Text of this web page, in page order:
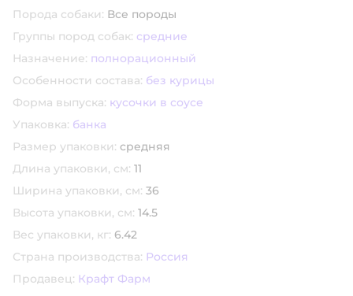
Порода собаки: Все породы
Группы пород собак: средние
Назначение: полнорационный
Особенности состава: без курицы
Форма выпуска: кусочки в соусе
Упаковка: банка
Размер упаковки: средняя
Длина упаковки, см: 11
Ширина упаковки, см: 36
Высота упаковки, см: 14.5
Вес упаковки, кг: 6.42
Страна производства: Россия
Продавец: Крафт Фарм